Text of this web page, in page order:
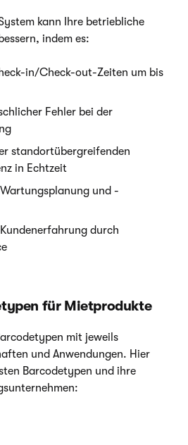
kann Ihre betriebliche
indem es:
in/Check-out-Zeiten um bis
Fehler bei der
standortübergreifenden
in Echtzeit
und -
durch
für Mietprodukte
mit jeweils
und Anwendungen. Hier
Barcodetypen und ihre